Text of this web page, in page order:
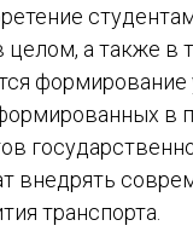
а также в
в
внедрять
транспорта.